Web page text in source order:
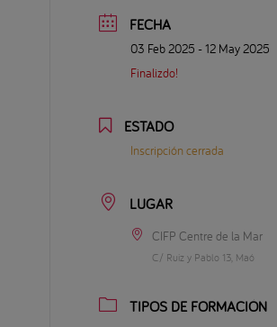
FECHA
03 Feb 2025 - 12 May 2025
Finalizdo!
ESTADO
Inscripción cerrada
LUGAR
CIFP Centre de la Mar
C/ Ruiz y Pablo 13, Maó
TIPOS DE FORMACIÓN